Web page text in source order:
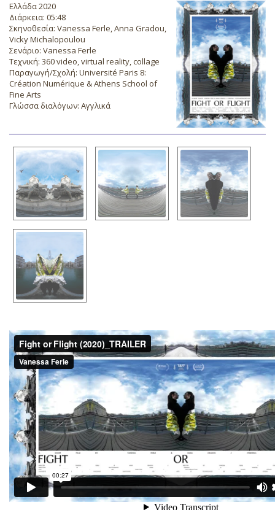
Ελλάδα 2020
Διάρκεια: 05:48
Σκηνοθεσία: Vanessa Ferle, Anna Gradou,
Vicky Michalopoulou
Σενάριο: Vanessa Ferle
Τεχνική: 360 video, virtual reality, collage
Παραγωγή/Σχολή: Université Paris 8:
Création Numérique & Athens School of
Fine Arts
Γλώσσα διαλόγων: Αγγλικά